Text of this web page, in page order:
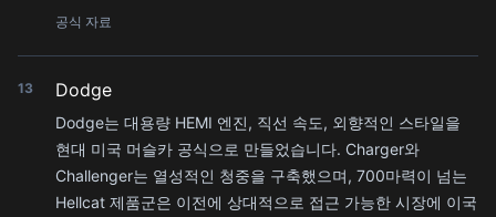
공식 자료
13 Dodge
Dodge는 대용량 HEMI 엔진, 직선 속도, 외향적인 스타일을
현대 미국 머슬카 공식으로 만들었습니다. Charger와
Challenger는 열성적인 청중을 구축했으며, 700마력이 넘는
Hellcat 제품군은 이전에 상대적으로 접근 가능한 시장에 이국